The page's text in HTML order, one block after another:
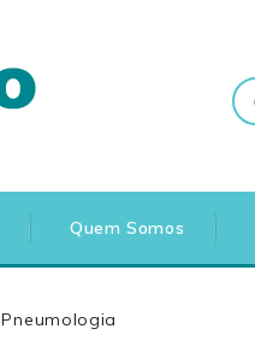
Quem Somos
Pneumologia